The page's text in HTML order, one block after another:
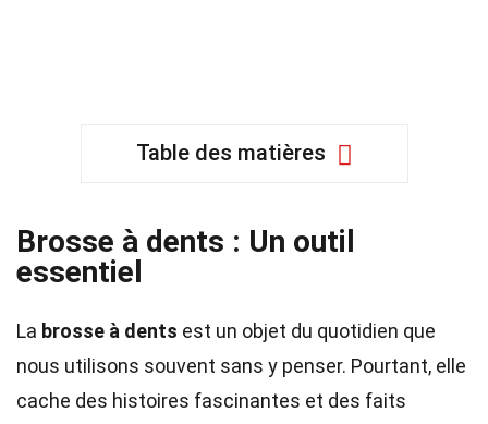
Table des matières
Brosse à dents : Un outil
essentiel
La brosse à dents est un objet du quotidien que
nous utilisons souvent sans y penser. Pourtant, elle
cache des histoires fascinantes et des faits